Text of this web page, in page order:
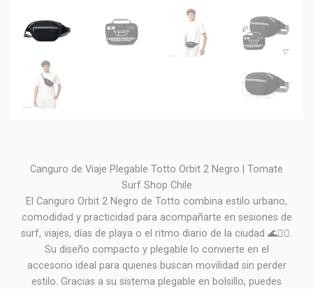
Canguro de Viaje Plegable Totto Orbit 2 Negro | Tomate
Surf Shop Chile
El Canguro Orbit 2 Negro de Totto combina estilo urbano,
comodidad y practicidad para acompañarte en sesiones de
surf, viajes, días de playa o el ritmo diario de la ciudad 🌊🏄‍♂️.
Su diseño compacto y plegable lo convierte en el
accesorio ideal para quienes buscan movilidad sin perder
estilo. Gracias a su sistema plegable en bolsillo, puedes